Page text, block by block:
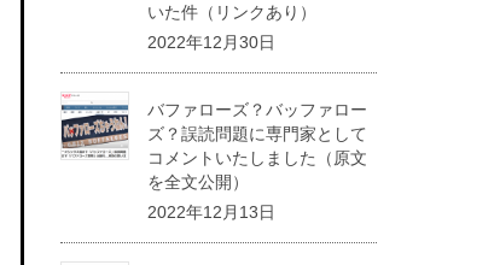
いた件（リンクあり）
2022年12月30日
バファローズ？バッファロー
ズ？誤読問題に専門家として
コメントいたしました（原文
を全文公開）
2022年12月13日